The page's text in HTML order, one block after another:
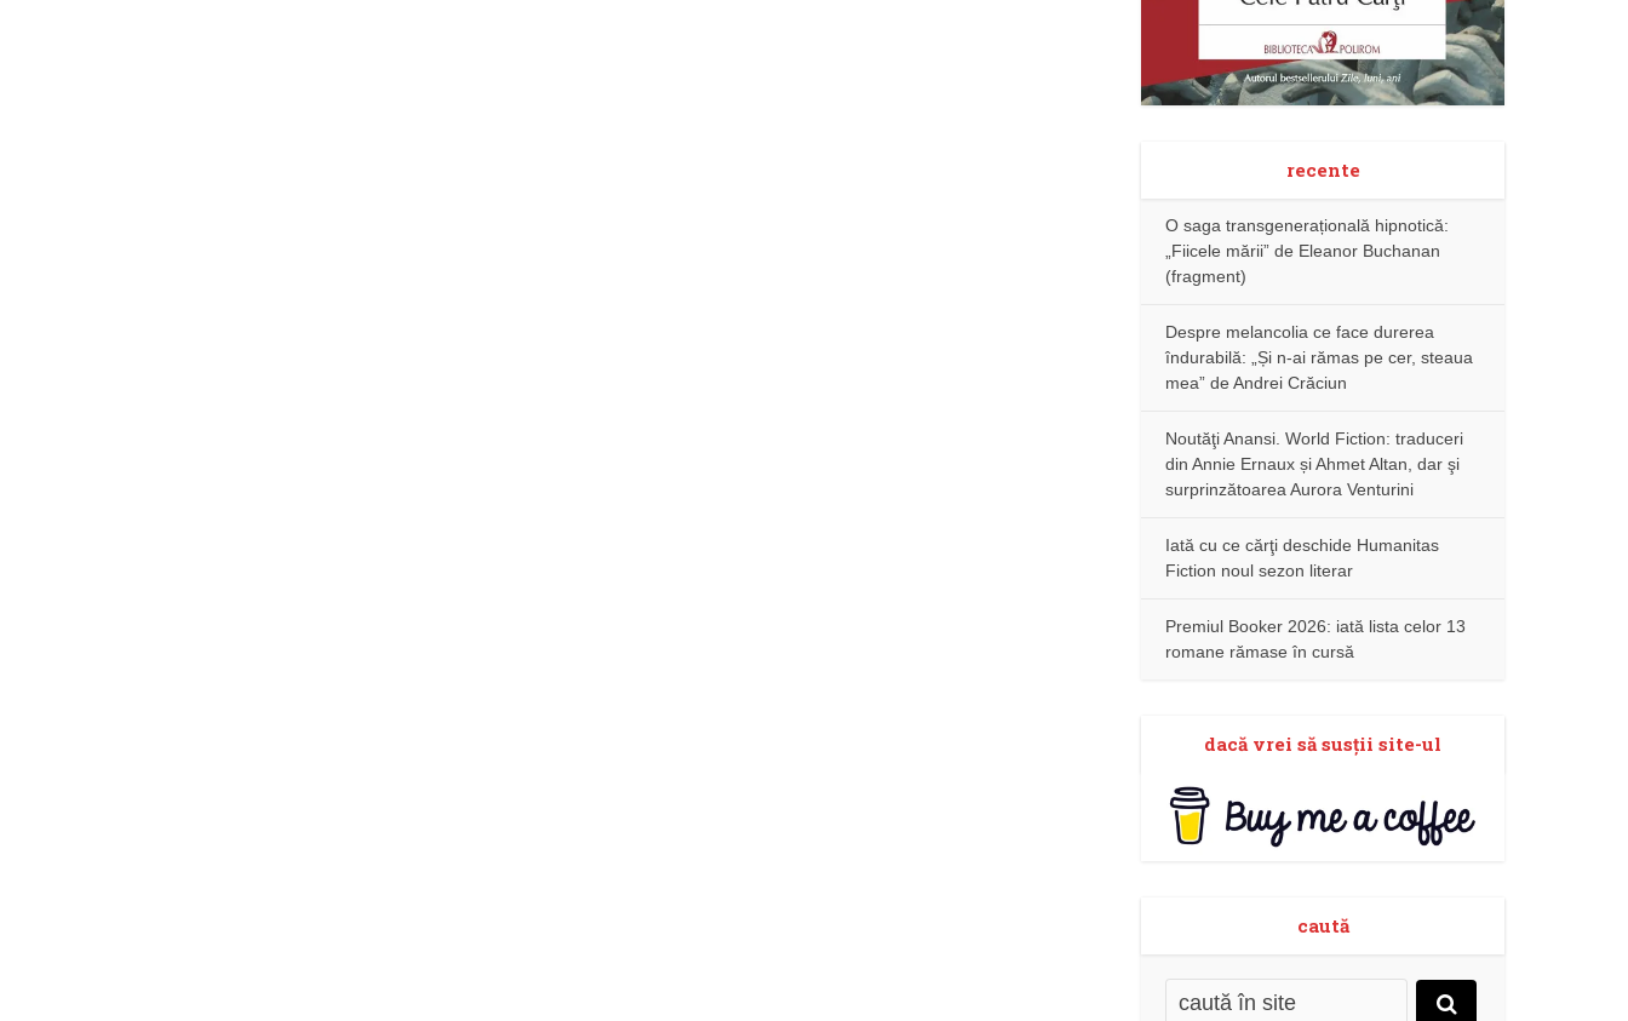
recente
O saga transgenerațională hipnotică:
„Fiicele mării” de Eleanor Buchanan
(fragment)
Despre melancolia ce face durerea
îndurabilă: „Și n-ai rămas pe cer, steaua
mea” de Andrei Crăciun
Noutăţi Anansi. World Fiction: traduceri
din Annie Ernaux și Ahmet Altan, dar şi
surprinzătoarea Aurora Venturini
Iată cu ce cărţi deschide Humanitas
Fiction noul sezon literar
Premiul Booker 2026: iată lista celor 13
romane rămase în cursă
dacă vrei să susţii site-ul
caută